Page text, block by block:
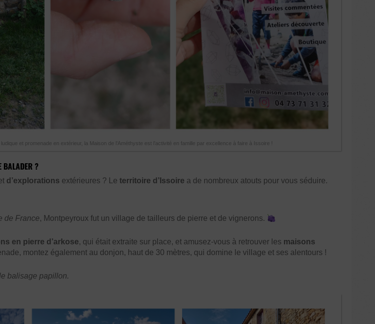
et promenade en extérieur, la Maison de l’Améthyste est l’activité en famille par excellence à faire à Issoire !
BALADER ?
d’explorations extérieures ? Le territoire d’Issoire a de nombreux atouts pour vous séduire.
de France, Montpeyroux fut un village de tailleurs de pierre et de vignerons.
en pierre d’arkose, qui était extraite sur place, et amusez-vous à retrouver les maisons
montez également au donjon, haut de 30 mètres, qui domine le village et ses alentours !
balisage papillon.